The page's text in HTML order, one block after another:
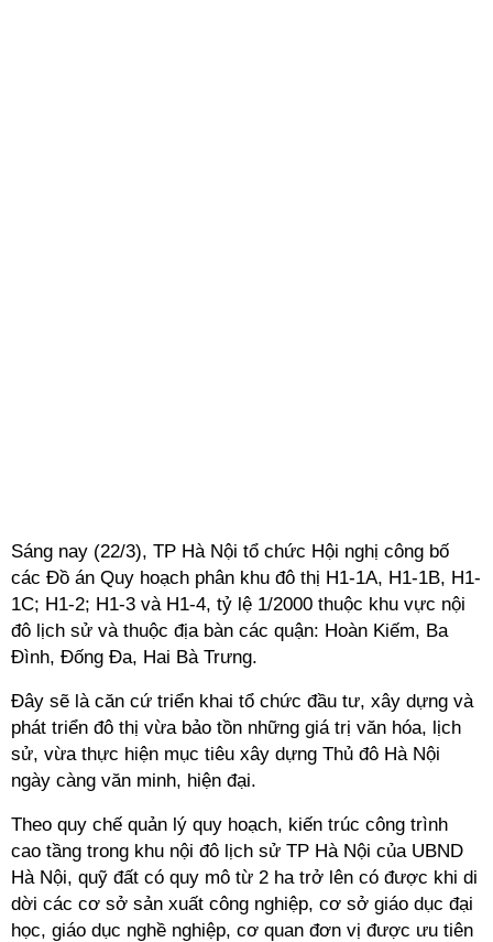
Sáng nay (22/3), TP Hà Nội tổ chức Hội nghị công bố
các Đồ án Quy hoạch phân khu đô thị H1-1A, H1-1B, H1-
1C; H1-2; H1-3 và H1-4, tỷ lệ 1/2000 thuộc khu vực nội
đô lịch sử và thuộc địa bàn các quận: Hoàn Kiếm, Ba
Đình, Đống Đa, Hai Bà Trưng.
Đây sẽ là căn cứ triển khai tổ chức đầu tư, xây dựng và
phát triển đô thị vừa bảo tồn những giá trị văn hóa, lịch
sử, vừa thực hiện mục tiêu xây dựng Thủ đô Hà Nội
ngày càng văn minh, hiện đại.
Theo quy chế quản lý quy hoạch, kiến trúc công trình
cao tầng trong khu nội đô lịch sử TP Hà Nội của UBND
Hà Nội, quỹ đất có quy mô từ 2 ha trở lên có được khi di
dời các cơ sở sản xuất công nghiệp, cơ sở giáo dục đại
học, giáo dục nghề nghiệp, cơ quan đơn vị được ưu tiên